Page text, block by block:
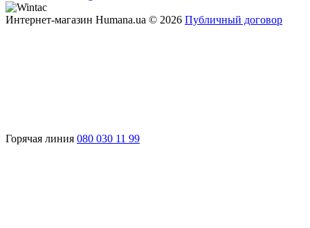
Интернет-магазин Humana.ua © 2026 Публичный договор
Горячая линия 080 030 11 99